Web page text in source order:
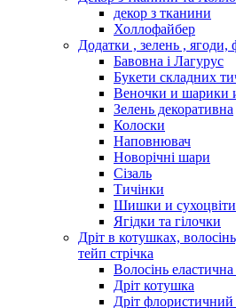
декор з тканини
Холлофайбер
Додатки , зелень , ягоди,
Бавовна і Лагурус
Букети складних
Веночки и шарики
Зелень декоративна
Колоски
Наповнювач
Новорічні шари
Сізаль
Тичінки
Шишки и сухоцвіти
Ягідки та гілочки
Дріт в котушках,
тейп стрічка
Волосінь
Дріт котушка
Дріт